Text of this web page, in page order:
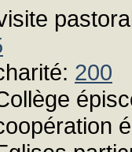
200